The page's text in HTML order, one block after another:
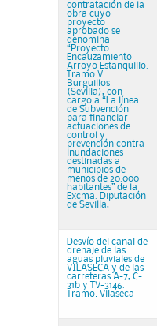
contratación de la
obra cuyo
proyecto
aprobado se
denomina
“Proyecto
Encauzamiento
Arroyo Estanquillo.
Tramo V.
Burguillos
(Sevilla), con
cargo a “La línea
de Subvención
para financiar
actuaciones de
control y
prevención contra
inundaciones
destinadas a
municipios de
menos de 20.000
habitantes” de la
Excma. Diputación
de Sevilla,
Desvío del canal de
drenaje de las
aguas pluviales de
VILASECA y de las
carreteras A-7, C-
31b y TV-3146.
Tramo: Vilaseca